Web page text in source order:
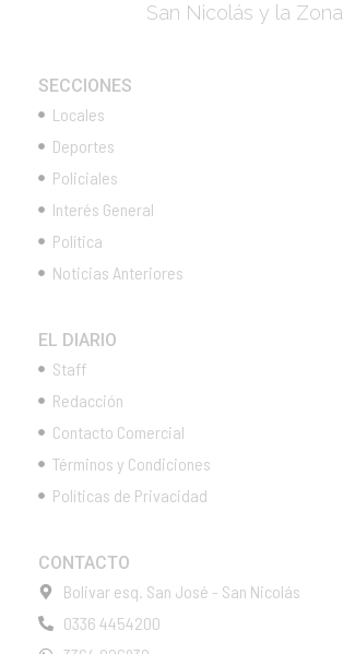
San Nicolás y la Zona
SECCIONES
Locales
Deportes
Policiales
Interés General
Política
Noticias Anteriores
EL DIARIO
Staff
Redacción
Contacto Comercial
Términos y Condiciones
Políticas de Privacidad
CONTACTO
Bolivar esq. San José - San Nicolás
0336 4454200